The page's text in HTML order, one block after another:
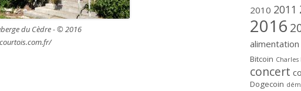
du Cèdre - © 2016
2010 2011
2016
alimentation
Bitcoin
concert
Dogecoin